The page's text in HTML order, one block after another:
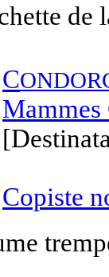
de
C
Mammes
Copiste